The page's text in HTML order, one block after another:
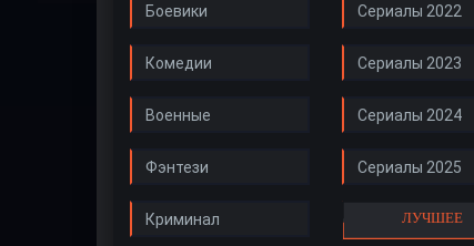
Боевики
Комедии
Военные
Фэнтези
Криминал
Сериалы 2022
Сериалы 2023
Сериалы 2024
Сериалы 2025
ЛУЧШЕЕ